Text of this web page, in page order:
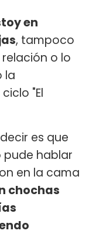
en
, tampoco
o lo
la
"El
es que
pude hablar
en la cama
chochas